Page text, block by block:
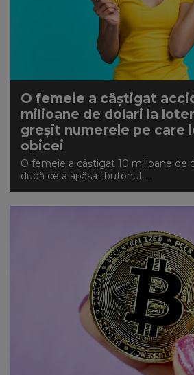
O femeie a câștigat
milioane de dolari la
greșit numerele pe care
obicei
O femeie a câștigat 10 milioane de
după ce a apăsat butonul ...